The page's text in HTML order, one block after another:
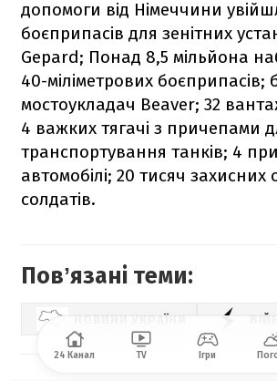
допомоги від Німеччини
боєприпасів для зенітних
Gepard; Понад 8,5 мільйона
40-міліметрових
мостоукладач Beaver; 32
4 важких тягачі з причепами
транспортування танків; 4
автомобілі; 20 тисяч захисних
солдатів.
Повʼязані теми:
НОВИНИ УКРАЇНИ
24 Канал TV Ігри